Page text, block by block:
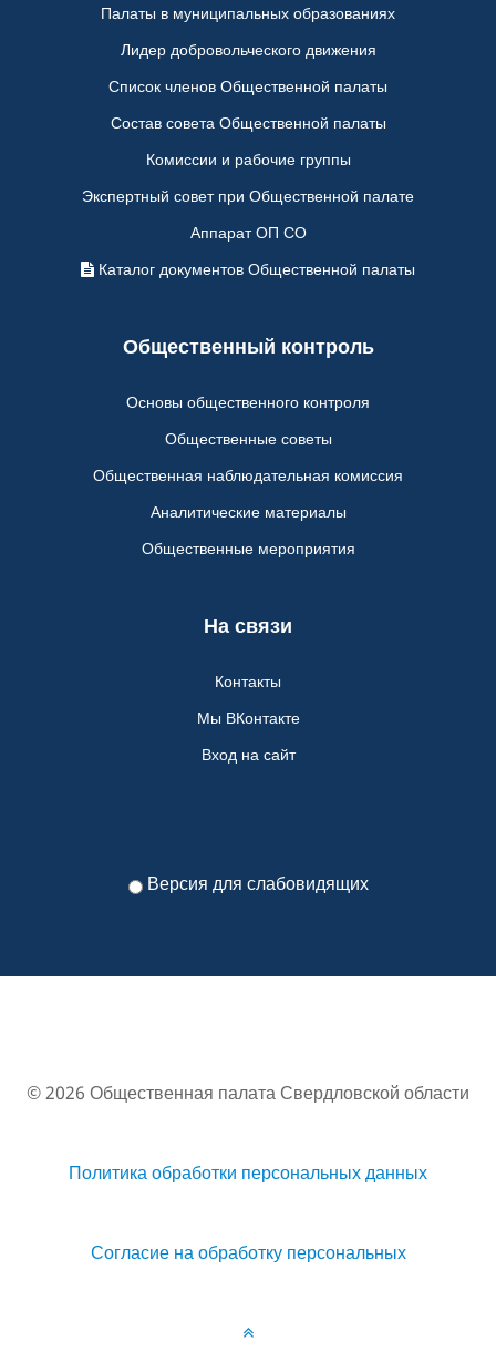
Палаты в муниципальных образованиях
Лидер добровольческого движения
Список членов Общественной палаты
Состав совета Общественной палаты
Комиссии и рабочие группы
Экспертный совет при Общественной палате
Аппарат ОП СО
Каталог документов Общественной палаты
Общественный контроль
Основы общественного контроля
Общественные советы
Общественная наблюдательная комиссия
Аналитические материалы
Общественные мероприятия
На связи
Контакты
Мы ВКонтакте
Вход на сайт
Версия для слабовидящих
© 2026 Общественная палата Свердловской области
Политика обработки персональных данных
Согласие на обработку персональных